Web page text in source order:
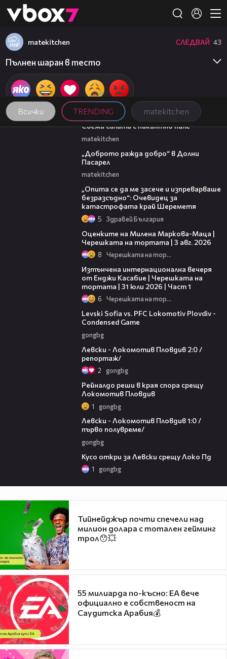
👾
Всички TRENDING matekitchen
matekitchen СЛЕДВАЙ 43
Пълнен шаран в тесто
01:35
Свежа салата с пикантно пиле
matekitchen
„Доброто ражда добро“ в Долни
Пасарел
matekitchen
„Опита се да ме засече и изпреварваше
безразсъдно“: Очевидец за
катастрофата край Шереметя
5 Здравей България
Оценките на Милена Маркова-Маца |
Черешката на тортата | 3 авг. 2026
8 Черешката на тортата
Изтънчена интернационална вечеря
от Енджи Касабие | Черешката на
тортата | 31 юли 2026 | Част 1
6 Черешката на тортата
Levski Sofia vs. PFC Lokomotiv Plovdiv -
Condensed Game
gongbg
Левски - Локомотив Пловдив 2:0 /
репортаж/
2 gongbg
Рейналдо реши в края спора срещу
Локомотив Пловдив
1 gongbg
Левски - Локомотив Пловдив 1:0 /
първо полувреме/
gongbg
Кусо откри за Левски срещу Локо Пд
1 gongbg
Тийнейджър почти спечели над
милион долара с тотален гейминг
трол😯💥
55 милиарда по-късно: EA вече
официално е собственост на
Саудитска Арабия💰